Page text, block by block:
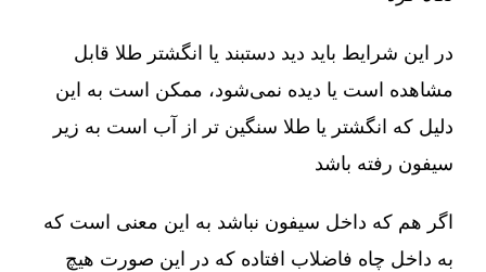
در این شرایط باید دید دستبند یا انگشتر طلا قابل
مشاهده است یا دیده نمی‌شود، ممکن است به این
دلیل که انگشتر یا طلا سنگین تر از آب است به زیر
سیفون رفته باشد
اگر هم که داخل سیفون نباشد به این معنی است که
به داخل چاه فاضلاب افتاده که در این صورت هیچ